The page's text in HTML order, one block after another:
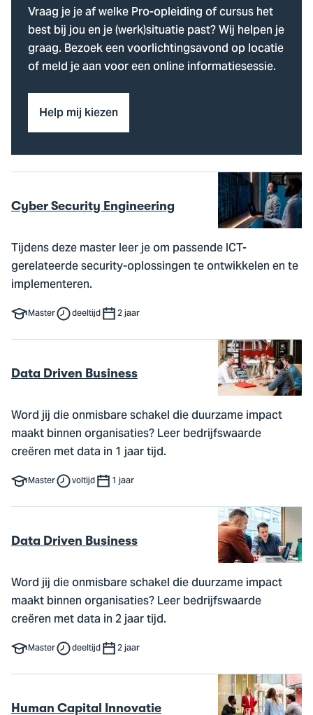
Vraag je je af welke Pro-opleiding of cursus het
best bij jou en je (werk)situatie past? Wij helpen je
graag. Bezoek een voorlichtingsavond op locatie
of meld je aan voor een online informatiesessie.
Help mij kiezen
Cyber Security Engineering
Tijdens deze master leer je om passende ICT-
gerelateerde security-oplossingen te ontwikkelen en te
implementeren.
Master deeltijd 2 jaar
Data Driven Business
Word jij die onmisbare schakel die duurzame impact
maakt binnen organisaties? Leer bedrijfswaarde
creëren met data in 1 jaar tijd.
Master voltijd 1 jaar
Data Driven Business
Word jij die onmisbare schakel die duurzame impact
maakt binnen organisaties? Leer bedrijfswaarde
creëren met data in 2 jaar tijd.
Master deeltijd 2 jaar
Human Capital Innovatie